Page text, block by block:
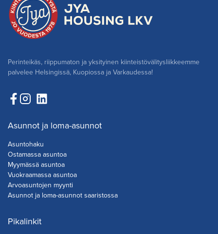
Perinteikäs, riippumaton ja yksityinen kiinteistövälitysliikkeemme
palvelee Helsingissä, Kuopiossa ja Varkaudessa!
Asunnot ja loma-asunnot
Asuntohaku
Ostamassa asuntoa
Myymässä asuntoa
Vuokraamassa asuntoa
Arvoasuntojen myynti
Asunnot ja loma-asunnot saaristossa
Pikalinkit